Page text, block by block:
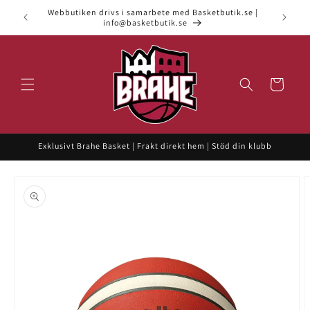
vidare
till
innehåll
Webbutiken drivs i samarbete med Basketbutik.se |
info@basketbutik.se
Varukorg
Exklusivt Brahe Basket | Frakt direkt hem | Stöd din klubb
vidare till